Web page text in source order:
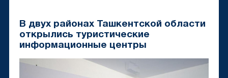
В двух районах Ташкентской области
открылись туристические
информационные центры